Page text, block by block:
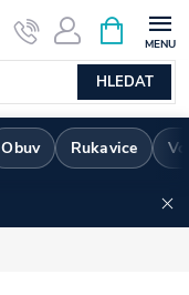
HLEDAT
NÁKUPNÍ
KOŠÍK
Obuv Rukavice